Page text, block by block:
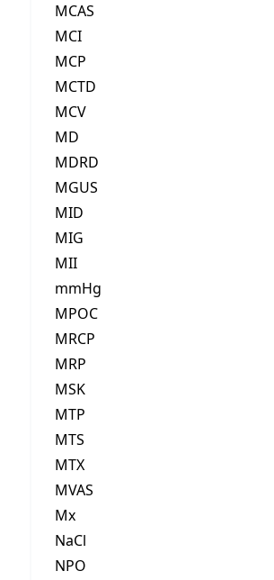
MCAS
MCI
MCP
MCTD
MCV
MD
MDRD
MGUS
MID
MIG
MII
mmHg
MPOC
MRCP
MRP
MSK
MTP
MTS
MTX
MVAS
Mx
NaCl
NPO